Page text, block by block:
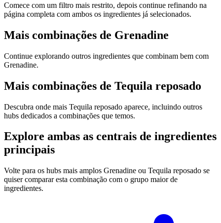
Comece com um filtro mais restrito, depois continue refinando na
página completa com ambos os ingredientes já selecionados.
Mais combinações de Grenadine
Continue explorando outros ingredientes que combinam bem com
Grenadine.
Mais combinações de Tequila reposado
Descubra onde mais Tequila reposado aparece, incluindo outros
hubs dedicados a combinações que temos.
Explore ambas as centrais de ingredientes
principais
Volte para os hubs mais amplos Grenadine ou Tequila reposado se
quiser comparar esta combinação com o grupo maior de
ingredientes.